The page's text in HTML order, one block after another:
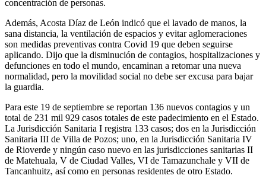
concentración de personas.
Además, Acosta Díaz de León indicó que el lavado de manos, la
sana distancia, la ventilación de espacios y evitar aglomeraciones
son medidas preventivas contra Covid 19 que deben seguirse
aplicando. Dijo que la disminución de contagios, hospitalizaciones y
defunciones en todo el mundo, encaminan a retomar una nueva
normalidad, pero la movilidad social no debe ser excusa para bajar
la guardia.
Para este 19 de septiembre se reportan 136 nuevos contagios y un
total de 231 mil 929 casos totales de este padecimiento en el Estado.
La Jurisdicción Sanitaria I registra 133 casos; dos en la Jurisdicción
Sanitaria III de Villa de Pozos; uno, en la Jurisdicción Sanitaria IV
de Rioverde y ningún caso nuevo en las jurisdicciones sanitarias II
de Matehuala, V de Ciudad Valles, VI de Tamazunchale y VII de
Tancanhuitz, así como en personas residentes de otro Estado.